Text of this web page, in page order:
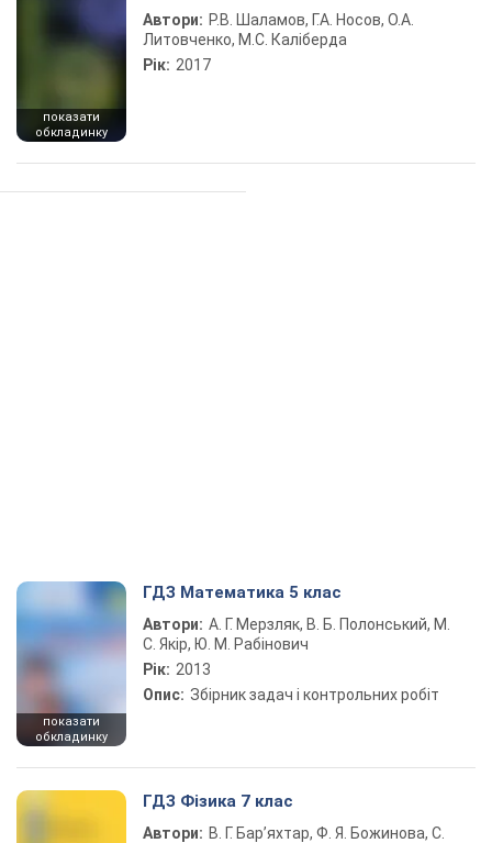
показати
обкладинку
Автори: Р.В. Шаламов, Г.А. Носов, О.А.
Литовченко, М.С. Каліберда
Рік: 2017
показати
обкладинку
ГДЗ Математика 5 клас
Автори: А. Г. Мерзляк, В. Б. Полонський, М.
С. Якір, Ю. М. Рабінович
Рік: 2013
Опис: Збірник задач і контрольних робіт
ГДЗ Фізика 7 клас
Автори: В. Г. Бар’яхтар, Ф. Я. Божинова, С.